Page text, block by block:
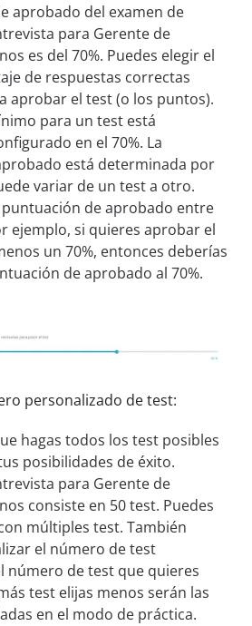
aprobado del examen de
para Gerente de
es del 70%. Puedes elegir el
de respuestas correctas
aprobar el test (o los puntos).
para un test está
en el 70%. La
está determinada por
variar de un test a otro.
puntuación de aprobado entre
ejemplo, si quieres aprobar el
un 70%, entonces deberías
de aprobado al 70%.
personalizado de test:
hagas todos los test posibles
posibilidades de éxito.
para Gerente de
consiste en 50 test. Puedes
múltiples test. También
el número de test
número de test que quieres
test elijas menos serán las
en el modo de práctica.